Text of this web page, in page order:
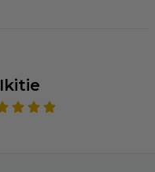
Ikitie